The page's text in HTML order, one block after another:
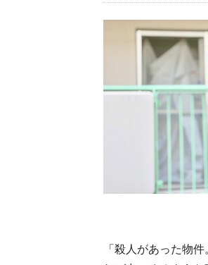
「殺人があった物